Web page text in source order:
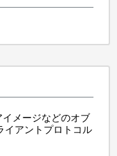
メージなどのオブ
イアントプロトコル